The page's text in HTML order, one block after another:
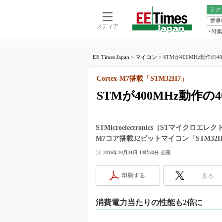
メディア
テ
電池／エネルア
マ
業
特集
福田昭
リタイ
学漂流記
踊るバ
この10
製品分
EE Times Japan > マイコン > STMが400MHz動作の
STMが400MHz動作の
Cortex-M7搭載「STM32H7」
STMicroelectronics（STマイクロエレク
M7コア搭載32ビットマイコン「
2016年10月31日 13時30分 公開
印刷する 見る
消費電力当たりの性能も2倍に